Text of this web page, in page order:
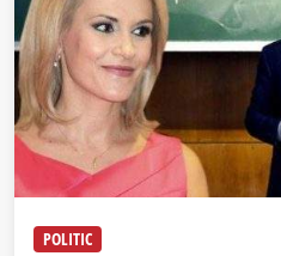
POLITIC